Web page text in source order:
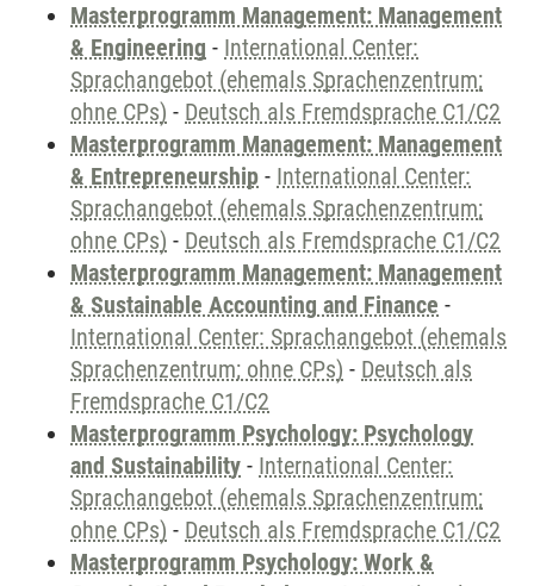
Masterprogramm Management: Management
& Engineering - International Center:
Sprachangebot (ehemals Sprachenzentrum;
ohne CPs) - Deutsch als Fremdsprache C1/C2
Masterprogramm Management: Management
& Entrepreneurship - International Center:
Sprachangebot (ehemals Sprachenzentrum;
ohne CPs) - Deutsch als Fremdsprache C1/C2
Masterprogramm Management: Management
& Sustainable Accounting and Finance -
International Center: Sprachangebot (ehemals
Sprachenzentrum; ohne CPs) - Deutsch als
Fremdsprache C1/C2
Masterprogramm Psychology: Psychology
and Sustainability - International Center:
Sprachangebot (ehemals Sprachenzentrum;
ohne CPs) - Deutsch als Fremdsprache C1/C2
Masterprogramm Psychology: Work &